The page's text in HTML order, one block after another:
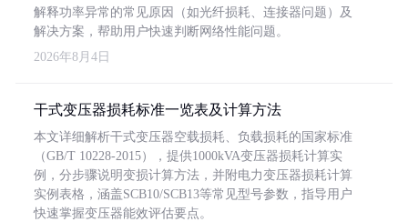
解释功率异常的常见原因（如光纤损耗、连接器问题）及
解决方案，帮助用户快速判断网络性能问题。
2026年8月4日
干式变压器损耗标准一览表及计算方法
本文详细解析干式变压器空载损耗、负载损耗的国家标准
（GB/T 10228-2015），提供1000kVA变压器损耗计算实
例，分步骤说明变损计算方法，并附电力变压器损耗计算
实例表格，涵盖SCB10/SCB13等常见型号参数，指导用户
快速掌握变压器能效评估要点。